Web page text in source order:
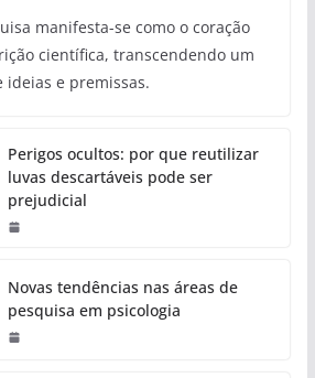
manifesta-se como o coração
científica, transcendendo um
ideias e premissas.
Perigos ocultos: por que reutilizar
luvas descartáveis pode ser
prejudicial
Novas tendências nas áreas de
pesquisa em psicologia